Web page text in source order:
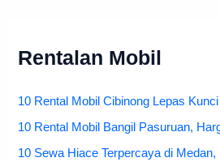
Rentalan Mobil
10 Rental Mobil Cibinong Lepas
10 Rental Mobil Bangil Pasuruan,
10 Sewa Hiace Terpercaya di